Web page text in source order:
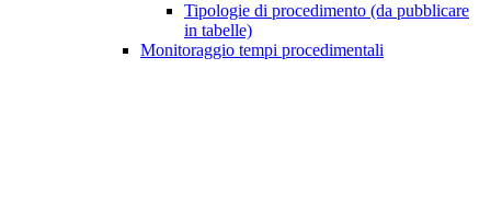
Tipologie di procedimento (da pubblicare
in tabelle)
Monitoraggio tempi procedimentali